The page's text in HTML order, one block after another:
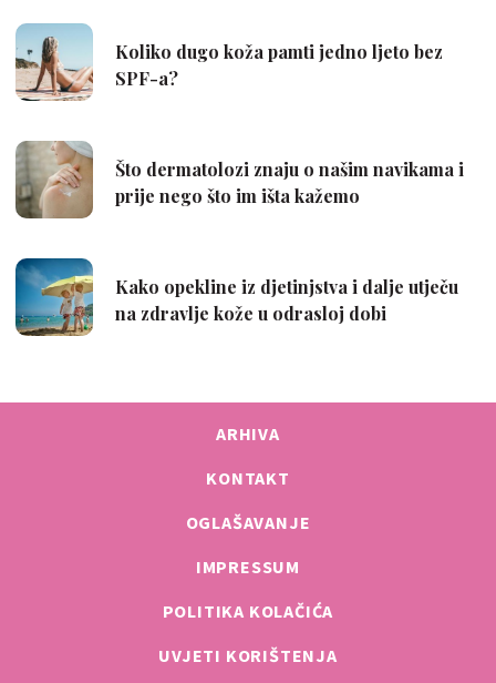
ARHIVA
KONTAKT
OGLAŠAVANJE
IMPRESSUM
POLITIKA KOLAČIĆA
UVJETI KORIŠTENJA